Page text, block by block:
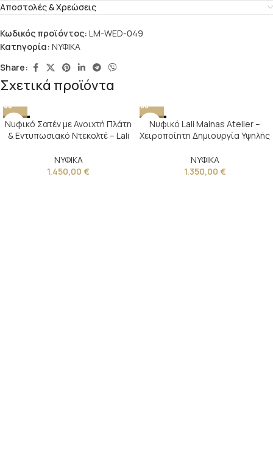
Αποστολές & Χρεώσεις
Κωδικός προϊόντος: LM-WED-049
Κατηγορία: ΝΥΦΙΚΑ
Share:
Σχετικά προϊόντα
NEW
Νυφικό Σατέν με Ανοιχτή Πλάτη
& Εντυπωσιακό Ντεκολτέ – Lali
ΝΥΦΙΚΑ
1.450,00 €
NEW
Νυφικό Lali Mainas Atelier –
Χειροποίητη Δημιουργία Υψηλής
ΝΥΦΙΚΑ
1.350,00 €